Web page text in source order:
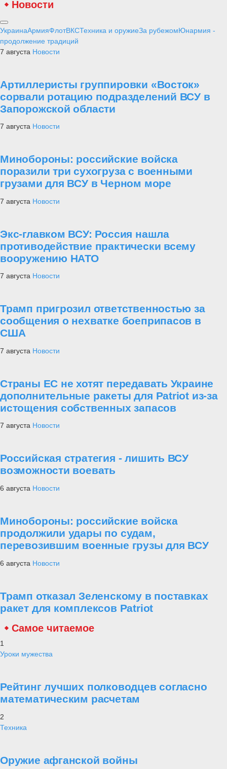
Новости
УкраинаАрмияФлотВКСТехника и оружиеЗа рубежомЮнармия -
продолжение традиций
7 августа Новости
Артиллеристы группировки «Восток»
сорвали ротацию подразделений ВСУ в
Запорожской области
7 августа Новости
Минобороны: российские войска
поразили три сухогруза с военными
грузами для ВСУ в Черном море
7 августа Новости
Экс-главком ВСУ: Россия нашла
противодействие практически всему
вооружению НАТО
7 августа Новости
Трамп пригрозил ответственностью за
сообщения о нехватке боеприпасов в
США
7 августа Новости
Страны ЕС не хотят передавать Украине
дополнительные ракеты для Patriot из-за
истощения собственных запасов
7 августа Новости
Российская стратегия - лишить ВСУ
возможности воевать
6 августа Новости
Минобороны: российские войска
продолжили удары по судам,
перевозившим военные грузы для ВСУ
6 августа Новости
Трамп отказал Зеленскому в поставках
ракет для комплексов Patriot
Самое читаемое
1
Уроки мужества
Рейтинг лучших полководцев согласно
математическим расчетам
2
Техника
Оружие афганской войны